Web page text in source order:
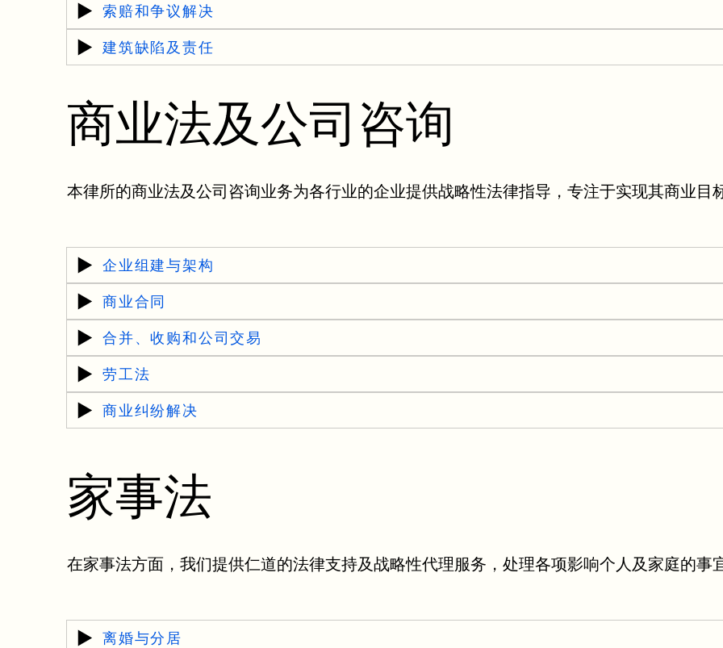
索赔和争议解决
建筑缺陷及责任
商业法及公司咨询
本律所的商业法及公司咨询业务为各行业的企业提供战略性法律指导，专注于实现其商业目
企业组建与架构
商业合同
合并、收购和公司交易
劳工法
商业纠纷解决
家事法
在家事法方面，我们提供仁道的法律支持及战略性代理服务，处理各项影响个人及家庭的事
​离婚与分居